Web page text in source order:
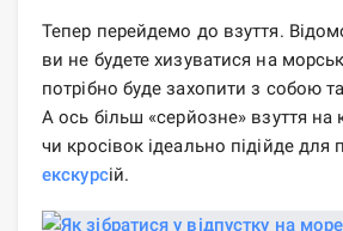
Тепер перейдемо до взуття.
ви не будете хизуватися на
потрібно буде захопити з собою
А ось більш «серйозне» взуття на
чи кросівок ідеально підійде для
екскурсій.